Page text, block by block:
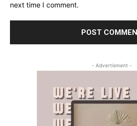
next time I comment.
- Advertisment -